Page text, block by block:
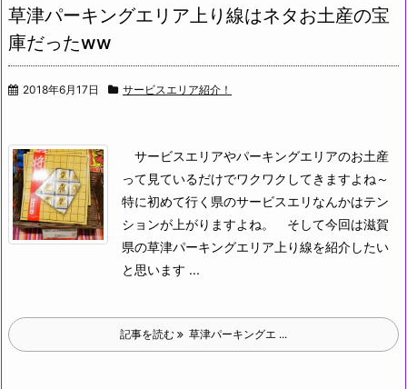
草津パーキングエリア上り線はネタお土産の宝
庫だったww
2018年6月17日 サービスエリア紹介！
サービスエリアやパーキングエリアのお土産
って見ているだけでワクワクしてきますよね～
特に初めて行く県のサービスエリなんかはテン
ションが上がりますよね。
そして今回は滋賀
県の草津パーキングエリア上り線を紹介したい
と思います ...
記事を読む 草津パーキングエ ...